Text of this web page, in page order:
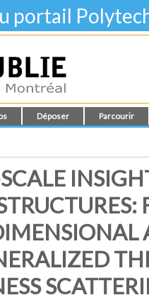
portail
Déposer Parcourir